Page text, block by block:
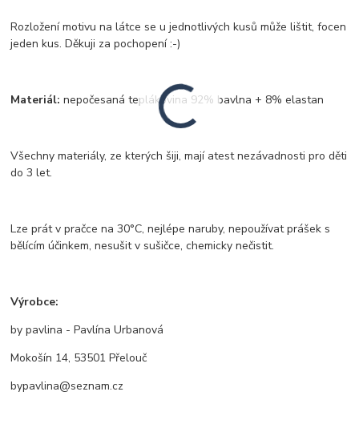
Rozložení motivu na látce se u jednotlivých kusů může lištit, focen
jeden kus. Děkuji za pochopení :-)
Materiál: nepočesaná teplákovina 92% bavlna + 8% elastan
Všechny materiály, ze kterých šiji, mají atest nezávadnosti pro děti
do 3 let.
Lze prát v pračce na 30°C, nejlépe naruby, nepoužívat prášek s
bělícím účinkem, nesušit v sušičce, chemicky nečistit.
Výrobce:
by pavlina - Pavlína Urbanová
Mokošín 14, 53501 Přelouč
bypavlina@seznam.cz